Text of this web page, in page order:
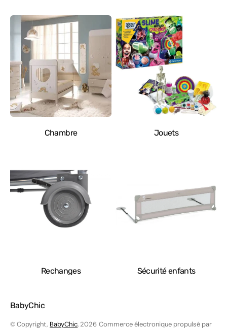
Chambre Jouets
Rechanges Sécurité enfants
BabyChic
© Copyright, BabyChic, 2026 Commerce électronique propulsé par